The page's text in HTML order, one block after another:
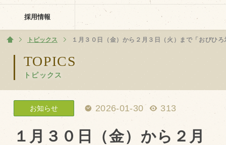
採用情報
TOPICS
トピックス
ホーム
トピックス １月３０日（金）から２月３日（火）まで「おびひ
お知らせ 2026-01-30 313
１月３０日（金）から２月
PV動画
イベントカレンダー
イベント一覧
採用情報
企業ご案内
会社概要・沿革
アクセス